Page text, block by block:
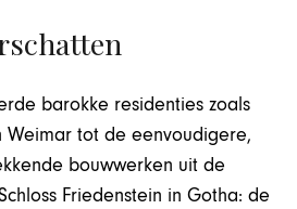
barokke residenties zoals
Weimar tot de eenvoudigere,
bouwwerken uit de
Friedenstein in Gotha: de